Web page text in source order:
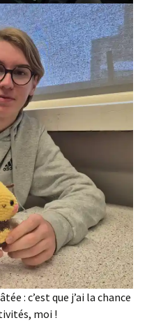
: c’est que j’ai la chance
moi !